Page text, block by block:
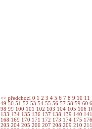
<< předchozí 0 1 2 3 4 5 6 7 8 9 10 11
49 50 51 52 53 54 55 56 57 58 59 60
98 99 100 101 102 103 104 105 106
133 134 135 136 137 138 139 140
168 169 170 171 172 173 174 175
203 204 205 206 207 208 209 210